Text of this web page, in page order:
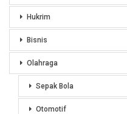
Hukrim
Bisnis
Olahraga
Sepak Bola
Otomotif